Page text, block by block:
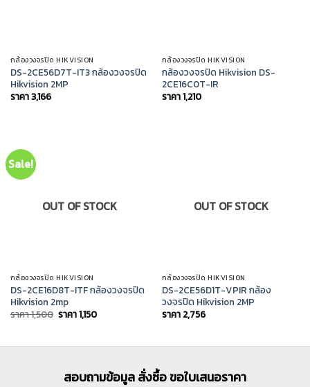
กล้องวงจรปิด HIKVISION
DS-2CE56D7T-IT3 กล้องวงจรปิด
Hikvision 2MP
ราคา3,166
กล้องวงจรปิด HIKVISION
กล้องวงจรปิด Hikvision DS-
2CE16C0T-IR
ราคา1,210
Sale!
OUT OF STOCK
กล้องวงจรปิด HIKVISION
DS-2CE16D8T-ITF กล้องวงจรปิด
Hikvision 2mp
ราคา1,500 Original
price
1,500.
ราคา1,150Current
price
1,150.
OUT OF STOCK
กล้องวงจรปิด HIKVISION
DS-2CE56D1T-VPIR กล้อง
วงจรปิด Hikvision 2MP
ราคา 2,756
สอบถามข้อมูล สั่งซื้อ ขอใบเสนอราคา